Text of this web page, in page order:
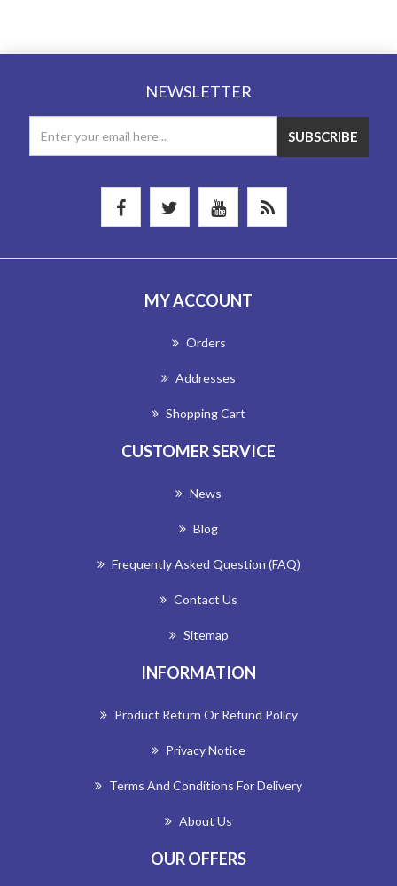
NEWSLETTER
MY ACCOUNT
Orders
Addresses
Shopping Cart
CUSTOMER SERVICE
News
Blog
Frequently Asked Question (FAQ)
Contact Us
Sitemap
INFORMATION
Product Return Or Refund Policy
Privacy Notice
Terms And Conditions For Delivery
About Us
OUR OFFERS